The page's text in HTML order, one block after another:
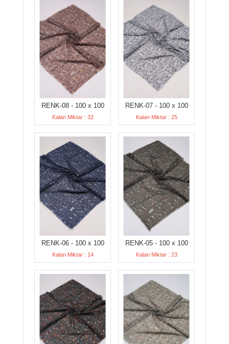
RENK-08 - 100 x 100
Kalan Miktar : 32
RENK-07 - 100 x 100
Kalan Miktar : 25
RENK-06 - 100 x 100
Kalan Miktar : 14
RENK-05 - 100 x 100
Kalan Miktar : 23